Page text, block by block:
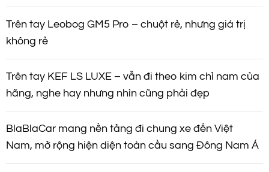
Trên tay Leobog GM5 Pro – chuột rẻ, nhưng giá trị
không rẻ
Trên tay KEF LS LUXE – vẫn đi theo kim chỉ nam của
hãng, nghe hay nhưng nhìn cũng phải đẹp
BlaBlaCar mang nền tảng đi chung xe đến Việt
Nam, mở rộng hiện diện toàn cầu sang Đông Nam Á